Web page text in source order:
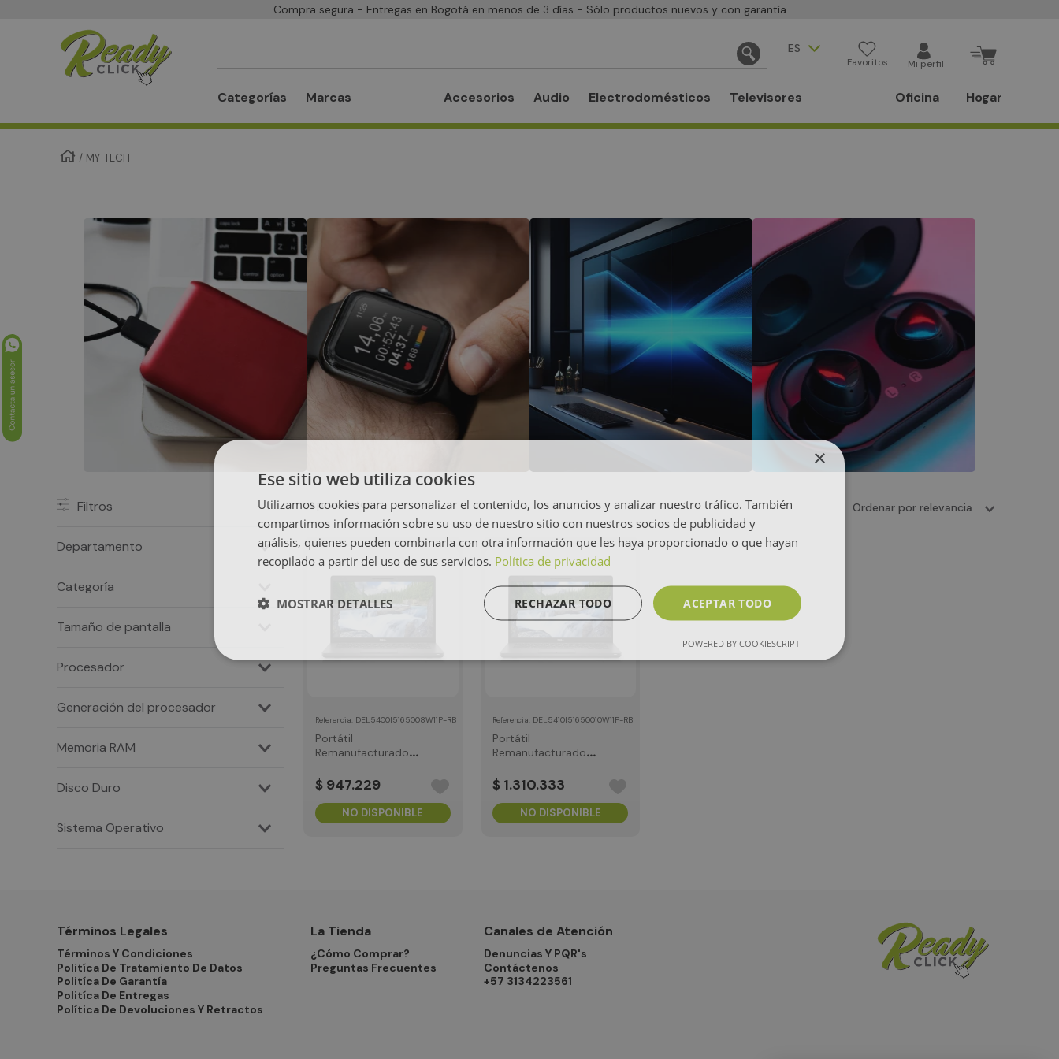
Compra segura - Entregas en Bogotá en menos de 3 días - Sólo productos nuevos y con garantía
ES
Favoritos Mi perfil
Categorías Marcas Accesorios Audio Electrodomésticos Televisores Oficina Hogar
MY-TECH
Filtros
Departamento
Categoría
Generación del procesador
10ª Generación
Memoria RAM
Procesador
Sistema Operativo
2 productos Ordenar por relevancia
Referencia DEL5400I5165008W11P-RB
Portátil
Remanufacturado
5400 Intel i5-8th
16GB 500GB SSD W11
Pro 1Y
$ 947.229
NO DISPONIBLE
Referencia DEL5410I51650010W11P-RB
Portátil
Remanufacturado
Intel i5-10th 16GB
500GB SSD W11Pro
1Y
$ 1.310.333
NO DISPONIBLE
Términos Legales
Términos Y Condiciones
Politíca De Tratamiento De Datos
Politíca De Garantía
Politíca De Entregas
Política De Devoluciones Y Retractos
La Tienda
¿Cómo Comprar?
Preguntas Frecuentes
Canales de Atención
Denuncias Y PQR's
Contáctenos
+57 3134223561
×
Ese sitio web utiliza cookies
Utilizamos cookies para personalizar el contenido, los anuncios y analizar nuestro tráfico. También
compartimos información sobre su uso de nuestro sitio con nuestros socios de publicidad y
análisis, quienes pueden combinarla con otra información que les haya proporcionado o que hayan
recopilado a partir del uso de sus servicios. Política de privacidad
ACEPTAR TODO
RECHAZAR TODO
MOSTRAR DETALLES
POWERED BY COOKIESCRIPT